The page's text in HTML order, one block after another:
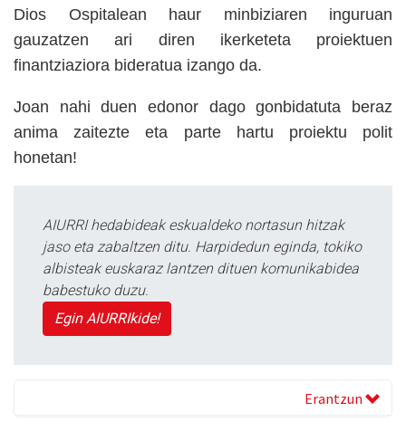
Dios Ospitalean haur minbiziaren inguruan
gauzatzen ari diren ikerketeta proiektuen
finantziaziora bideratua izango da.
Joan nahi duen edonor dago gonbidatuta beraz
anima zaitezte eta parte hartu proiektu polit
honetan!
AIURRI hedabideak eskualdeko nortasun hitzak
jaso eta zabaltzen ditu. Harpidedun eginda, tokiko
albisteak euskaraz lantzen dituen komunikabidea
babestuko duzu.
Egin AIURRIkide!
Erantzun